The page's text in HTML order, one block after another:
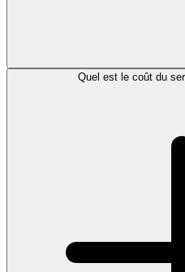
Quel est le coût du